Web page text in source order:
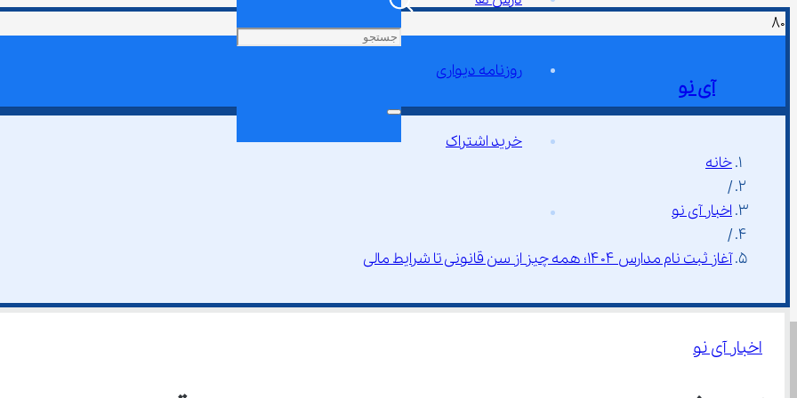
آی نو
روزنامه دیواری
خرید اشتراک
خانه
/
اخبار آی نو
/
آغاز ثبت نام مدارس ۱۴۰۴؛ همه چیز از سن قانونی تا شرایط مالی
اخبار آی نو